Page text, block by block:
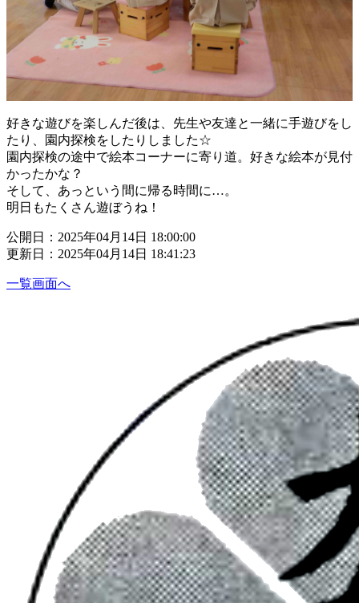
好きな遊びを楽しんだ後は、先生や友達と一緒に手遊びをし
たり、園内探検をしたりしました☆
園内探検の途中で絵本コーナーに寄り道。好きな絵本が見付
かったかな？
そして、あっという間に帰る時間に…。
明日もたくさん遊ぼうね！
公開日：2025年04月14日 18:00:00
更新日：2025年04月14日 18:41:23
一覧画面へ